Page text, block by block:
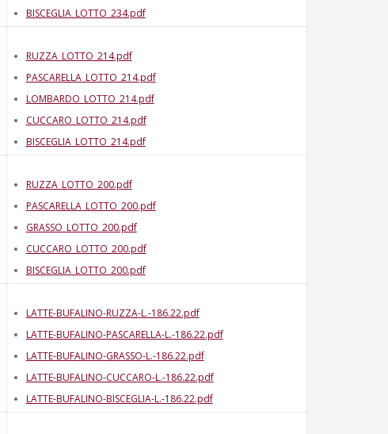
BISCEGLIA_LOTTO_234.pdf
RUZZA_LOTTO_214.pdf
PASCARELLA_LOTTO_214.pdf
LOMBARDO_LOTTO_214.pdf
CUCCARO_LOTTO_214.pdf
BISCEGLIA_LOTTO_214.pdf
RUZZA_LOTTO_200.pdf
PASCARELLA_LOTTO_200.pdf
GRASSO_LOTTO_200.pdf
CUCCARO_LOTTO_200.pdf
BISCEGLIA_LOTTO_200.pdf
LATTE-BUFALINO-RUZZA-L.-186.22.pdf
LATTE-BUFALINO-PASCARELLA-L.-186.22.pdf
LATTE-BUFALINO-GRASSO-L.-186.22.pdf
LATTE-BUFALINO-CUCCARO-L.-186.22.pdf
LATTE-BUFALINO-BISCEGLIA-L.-186.22.pdf